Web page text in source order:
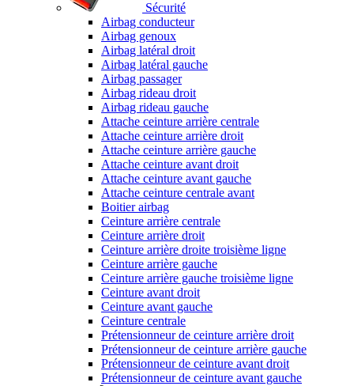
Sécurité
Airbag conducteur
Airbag genoux
Airbag latéral droit
Airbag latéral gauche
Airbag passager
Airbag rideau droit
Airbag rideau gauche
Attache ceinture arrière centrale
Attache ceinture arrière droit
Attache ceinture arrière gauche
Attache ceinture avant droit
Attache ceinture avant gauche
Attache ceinture centrale avant
Boitier airbag
Ceinture arrière centrale
Ceinture arrière droit
Ceinture arrière droite troisième ligne
Ceinture arrière gauche
Ceinture arrière gauche troisième ligne
Ceinture avant droit
Ceinture avant gauche
Ceinture centrale
Prétensionneur de ceinture arrière droit
Prétensionneur de ceinture arrière gauche
Prétensionneur de ceinture avant droit
Prétensionneur de ceinture avant gauche